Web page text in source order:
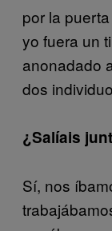
por la
yo fuera un
anonadado
dos
¿Salíais
Sí, nos